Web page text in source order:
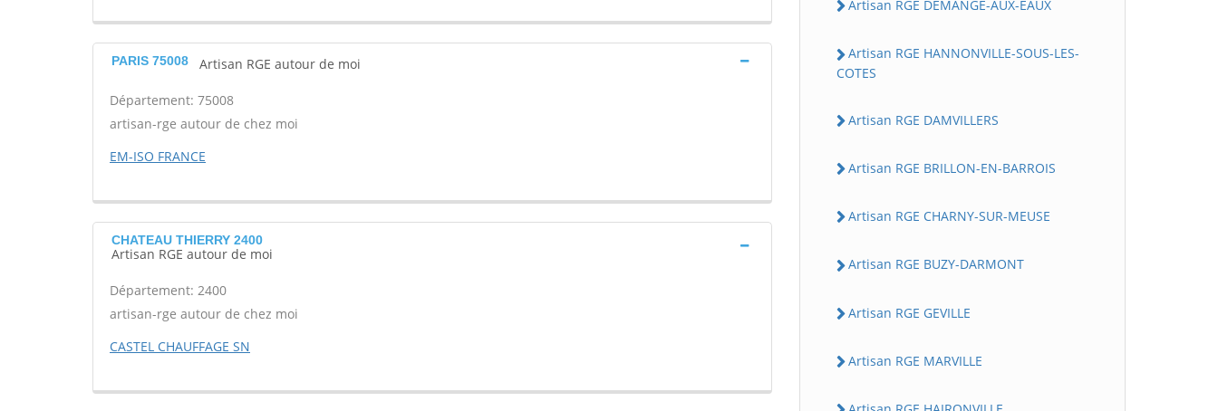
PARIS 75008 Artisan RGE autour de moi
Département: 75008
artisan-rge autour de chez moi
EM-ISO FRANCE
CHATEAU THIERRY 2400
Artisan RGE autour de moi
Département: 2400
artisan-rge autour de chez moi
CASTEL CHAUFFAGE SN
Artisan RGE DEMANGE-AUX-EAUX
Artisan RGE HANNONVILLE-SOUS-LES-
COTES
Artisan RGE DAMVILLERS
Artisan RGE BRILLON-EN-BARROIS
Artisan RGE CHARNY-SUR-MEUSE
Artisan RGE BUZY-DARMONT
Artisan RGE GEVILLE
Artisan RGE MARVILLE